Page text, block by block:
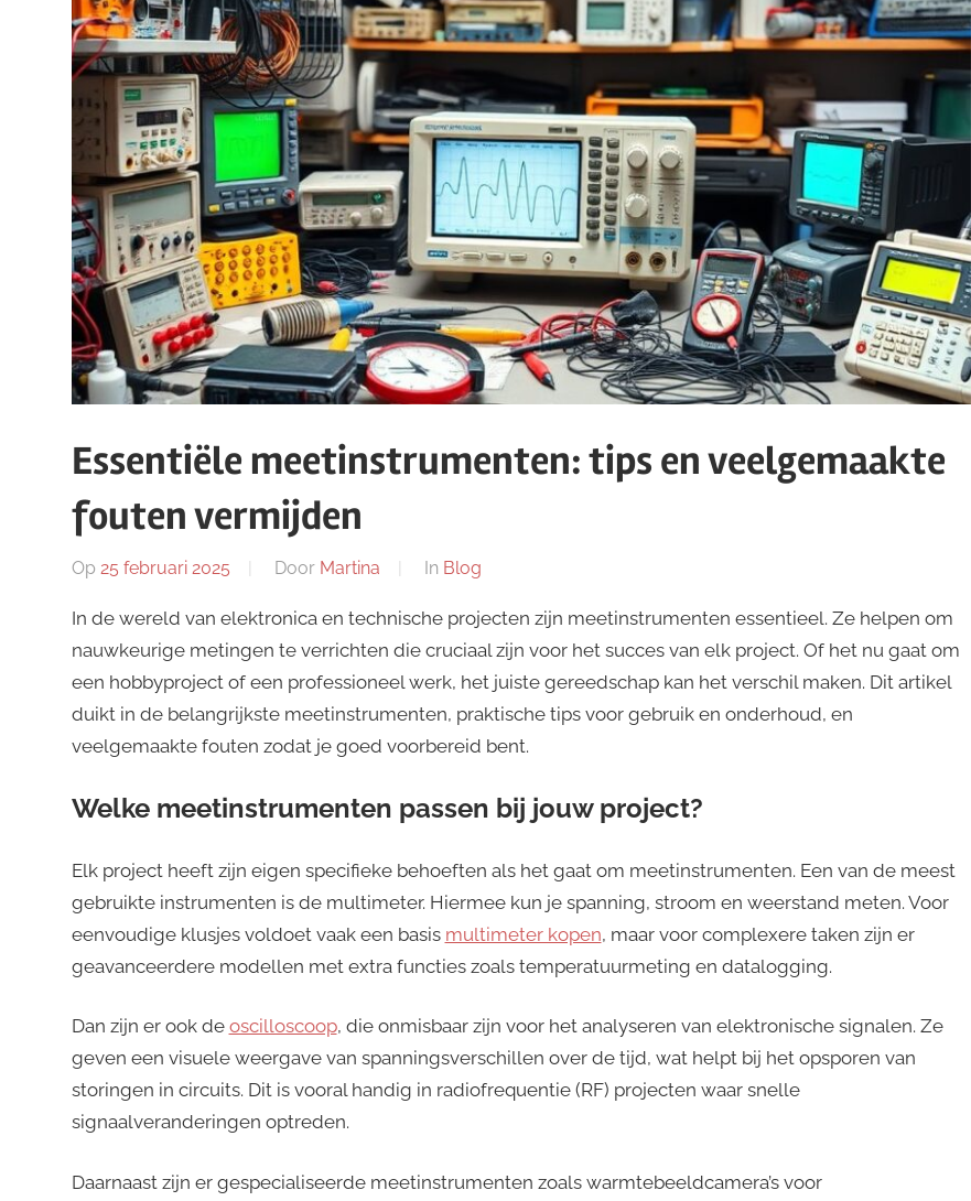
Essentiële meetinstrumenten: tips en veelgemaakte
fouten vermijden
Op 25 februari 2025 Door Martina In Blog
In de wereld van elektronica en technische projecten zijn meetinstrumenten essentieel. Ze helpen om
nauwkeurige metingen te verrichten die cruciaal zijn voor het succes van elk project. Of het nu gaat om
een hobbyproject of een professioneel werk, het juiste gereedschap kan het verschil maken. Dit artikel
duikt in de belangrijkste meetinstrumenten, praktische tips voor gebruik en onderhoud, en
veelgemaakte fouten zodat je goed voorbereid bent.
Welke meetinstrumenten passen bij jouw project?
Elk project heeft zijn eigen specifieke behoeften als het gaat om meetinstrumenten. Een van de meest
gebruikte instrumenten is de multimeter. Hiermee kun je spanning, stroom en weerstand meten. Voor
eenvoudige klusjes voldoet vaak een basis multimeter kopen, maar voor complexere taken zijn er
geavanceerdere modellen met extra functies zoals temperatuurmeting en datalogging.
Dan zijn er ook de oscilloscoop, die onmisbaar zijn voor het analyseren van elektronische signalen. Ze
geven een visuele weergave van spanningsverschillen over de tijd, wat helpt bij het opsporen van
storingen in circuits. Dit is vooral handig in radiofrequentie (RF) projecten waar snelle
signaalveranderingen optreden.
Daarnaast zijn er gespecialiseerde meetinstrumenten zoals warmtebeeldcamera’s voor